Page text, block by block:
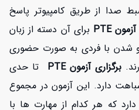
صدا از طریق کامپیوتر پاسخ
برای آن دسته از زبان
شدن با فردی به صورت حضوری
برگزاری آزمون PTE
تا حدی
دارد. این آزمون در مجموع
دارد که هر کدام از مهارت ها با
اعتبار